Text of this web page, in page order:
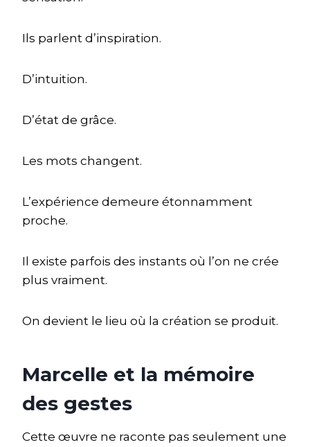
Ils parlent d’inspiration.
D’intuition.
D’état de grâce.
Les mots changent.
L’expérience demeure étonnamment
proche.
Il existe parfois des instants où l’on ne crée
plus vraiment.
On devient le lieu où la création se produit.
Marcelle et la mémoire
des gestes
Cette œuvre ne raconte pas seulement une